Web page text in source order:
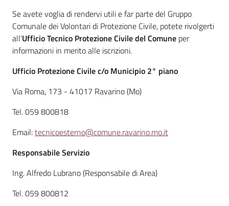
Se avete voglia di rendervi utili e far parte del Gruppo
Comunale dei Volontari di Protezione Civile, potete rivolgerti
all'Ufficio Tecnico Protezione Civile del Comune per
informazioni in merito alle iscrizioni.
Ufficio Protezione Civile c/o Municipio 2° piano
Via Roma, 173 - 41017 Ravarino (Mo)
Tel. 059 800818
Email:tecnicoesterno@comune.ravarino.mo.it
Responsabile Servizio
Ing. Alfredo Lubrano (Responsabile di Area)
Tel. 059 800812